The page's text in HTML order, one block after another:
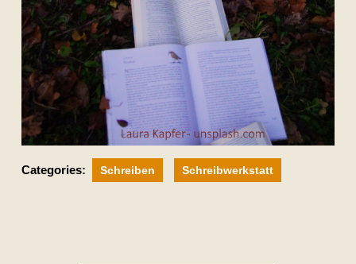
Categories: Schreiben Schreibwerkstatt